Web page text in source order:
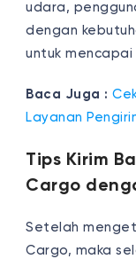
udara,
dengan
untuk
Baca Juga :
Layanan
Tips Kirim
Cargo
Setelah
Cargo, maka